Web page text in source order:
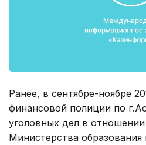
Ранее, в сентябре-ноябре
финансовой полиции по
уголовных дел в
Министерства